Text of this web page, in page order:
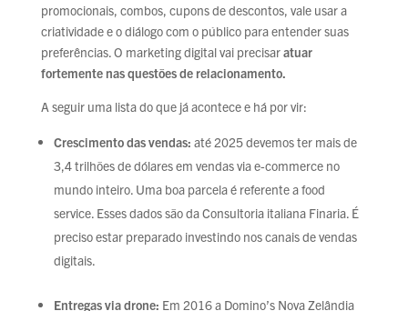
promocionais, combos, cupons de descontos, vale usar a
criatividade e o diálogo com o público para entender suas
preferências. O marketing digital vai precisaratuar
fortemente nas questões de relacionamento.
A seguir uma lista do que já acontece e há por vir:
Crescimento das vendas: até 2025 devemos ter mais de
3,4 trilhões de dólares em vendas via e-commerce no
mundo inteiro. Uma boa parcela é referente a food
service. Esses dados são da Consultoria italiana Finaria. É
preciso estar preparado investindo nos canais de vendas
digitais.
Entregas via drone: Em 2016 a Domino’s Nova Zelândia